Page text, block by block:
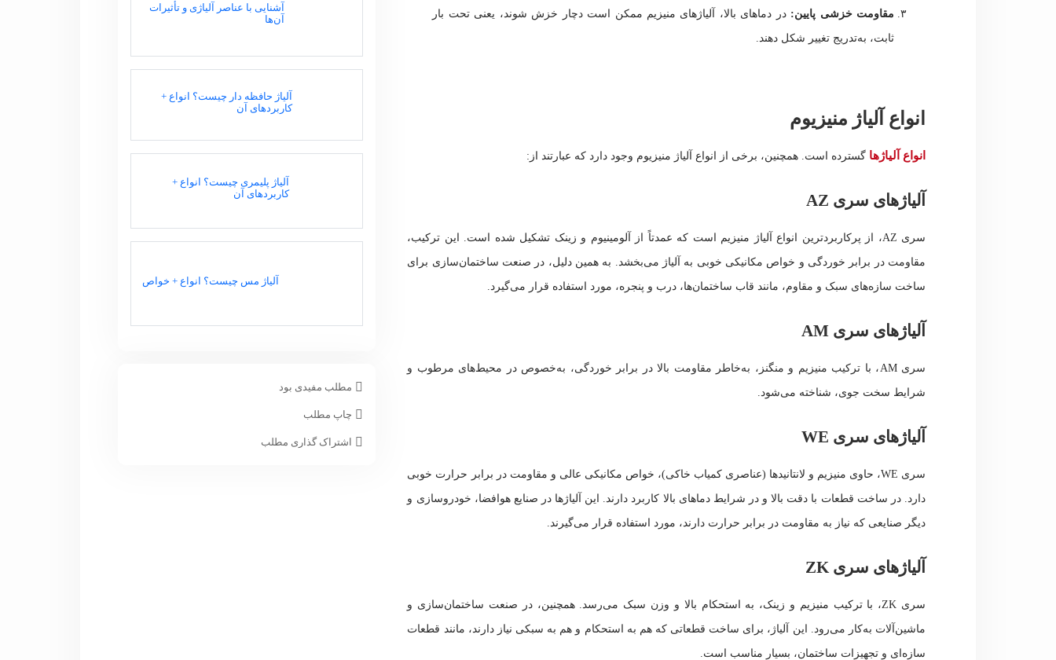
آشنایی با عناصر آلیاژی و تأثیرات
آن‌ها
آلیاژ حافظه دار چیست؟ انواع +
کاربردهای آن
آلیاژ پلیمری چیست؟ انواع +
کاربردهای آن
آلیاژ مس چیست؟ انواع + خواص
مطلب مفیدی بود
چاپ مطلب
اشتراک گذاری مطلب
مقاومت خزشی پایین: در دماهای بالا، آلیاژهای منیزیم ممکن است دچار خزش شوند، یعنی تحت بار
ثابت، به‌تدریج تغییر شکل دهند.
انواع آلیاژ منیزیوم
انواع آلیاژها گسترده است. همچنین، برخی از انواع آلیاژ منیزیوم وجود دارد که عبارتند از:
آلیاژهای سری AZ
سری AZ، از پرکاربردترین انواع آلیاژ منیزیم است که عمدتاً از آلومینیوم و زینک تشکیل شده است. این ترکیب،
مقاومت در برابر خوردگی و خواص مکانیکی خوبی به آلیاژ می‌بخشد. به همین دلیل، در صنعت ساختمان‌سازی برای
ساخت سازه‌های سبک و مقاوم، مانند قاب ساختمان‌ها، درب و پنجره، مورد استفاده قرار می‌گیرد.
آلیاژهای سری AM
سری AM، با ترکیب منیزیم و منگنز، به‌خاطر مقاومت بالا در برابر خوردگی، به‌خصوص در محیط‌های مرطوب و
شرایط سخت جوی، شناخته می‌شود.
آلیاژهای سری WE
سری WE، حاوی منیزیم و لانتانیدها (عناصری کمیاب خاکی)، خواص مکانیکی عالی و مقاومت در برابر حرارت خوبی
دارد. در ساخت قطعات با دقت بالا و در شرایط دماهای بالا کاربرد دارند. این آلیاژها در صنایع هوافضا، خودروسازی و
دیگر صنایعی که نیاز به مقاومت در برابر حرارت دارند، مورد استفاده قرار می‌گیرند.
آلیاژهای سری ZK
سری ZK، با ترکیب منیزیم و زینک، به استحکام بالا و وزن سبک می‌رسد. همچنین، در صنعت ساختمان‌سازی و
ماشین‌آلات به‌کار می‌رود. این آلیاژ، برای ساخت قطعاتی که هم به استحکام و هم به سبکی نیاز دارند، مانند قطعات
سازه‌ای و تجهیزات ساختمان، بسیار مناسب است.